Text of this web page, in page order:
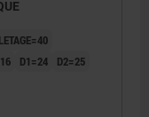
D1=24
D2=25